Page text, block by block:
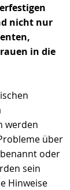
nicht nur
in die
werden
über
oder
sein
Hinweise